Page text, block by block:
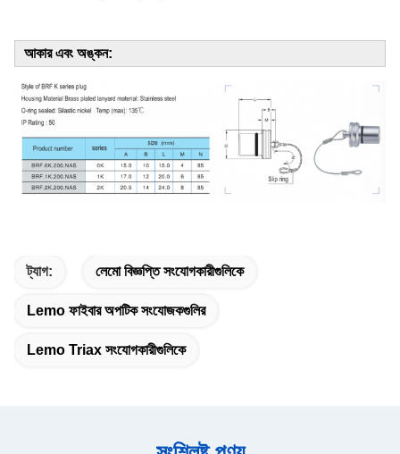
আকার এবং অঙ্কন:
ট্যাগ: লেমো বিজ্ঞপ্তি সংযোগকারীগুলিকে
Lemo ফাইবার অপটিক সংযোজকগুলির
Lemo Triax সংযোগকারীগুলিকে